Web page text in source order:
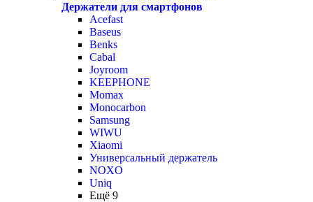
Держатели для смартфонов
Acefast
Baseus
Benks
Cabal
Joyroom
KEEPHONE
Momax
Monocarbon
Samsung
WIWU
Xiaomi
Универсальный держатель
NOXO
Uniq
Ещё 9